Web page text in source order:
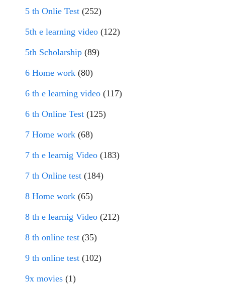
5 th Onlie Test (252)
5th e learning video (122)
5th Scholarship (89)
6 Home work (80)
6 th e learning video (117)
6 th Online Test (125)
7 Home work (68)
7 th e learnig Video (183)
7 th Online test (184)
8 Home work (65)
8 th e learnig Video (212)
8 th online test (35)
9 th online test (102)
9x movies (1)